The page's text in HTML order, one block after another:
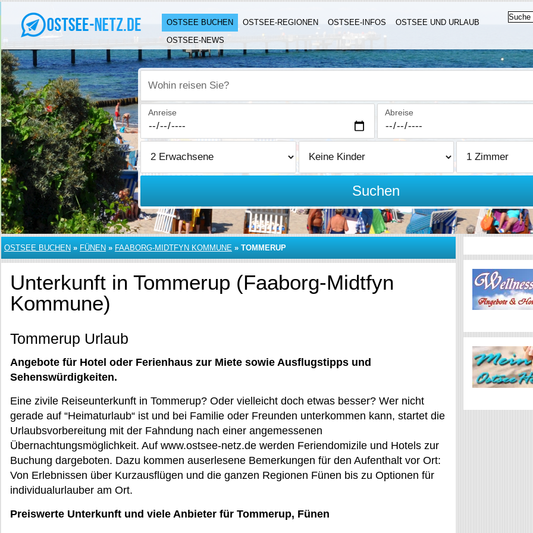
OSTSEE BUCHEN OSTSEE-REGIONEN OSTSEE-INFOS
OSTSEE UND URLAUB
OSTSEE-NEWS
Wohin reisen Sie?
Anreise Abreise
Suchen
OSTSEE BUCHEN » FÜNEN » FAABORG-MIDTFYN KOMMUNE » TOMMERUP
Unterkunft in Tommerup (Faaborg-Midtfyn
Kommune)
Tommerup Urlaub
Angebote für Hotel oder Ferienhaus zur Miete sowie Ausflugstipps und
Sehenswürdigkeiten.
Eine zivile Reiseunterkunft in Tommerup? Oder vielleicht doch etwas besser? Wer nicht
gerade auf “Heimaturlaub“ ist und bei Familie oder Freunden unterkommen kann, startet die
Urlaubsvorbereitung mit der Fahndung nach einer angemessenen
Übernachtungsmöglichkeit. Auf www.ostsee-netz.de werden Feriendomizile und Hotels zur
Buchung dargeboten. Dazu kommen auserlesene Bemerkungen für den Aufenthalt vor Ort:
Von Erlebnissen über Kurzausflügen und die ganzen Regionen Fünen bis zu Optionen für
individualurlauber am Ort.
Preiswerte Unterkunft und viele Anbieter für Tommerup, Fünen